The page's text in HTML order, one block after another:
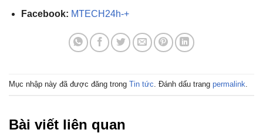
Facebook: MTECH24h-+
Mục nhập này đã được đăng trong Tin tức . Đánh dấu trang permalink
Bài viết liên quan